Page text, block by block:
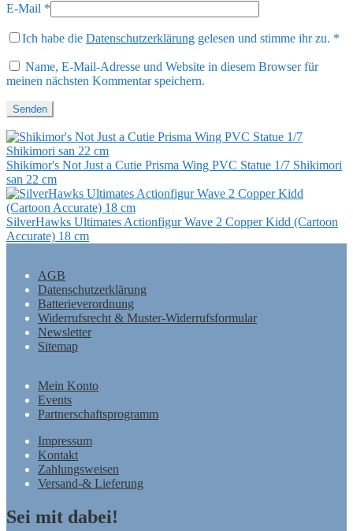
E-Mail *
Ich habe die Datenschutzerklärung gelesen und stimme ihr zu. *
Name, E-Mail-Adresse und Website in diesem Browser für
meinen nächsten Kommentar speichern.
Shikimor's Not Just a Cutie Prisma Wing PVC Statue 1/7 Shikimori
san 22 cm
SilverHawks Ultimates Actionfigur Wave 2 Copper Kidd (Cartoon
Accurate) 18 cm
AGB
Datenschutzerklärung
Batterieverordnung
Widerrufsrecht & Muster-Widerrufsformular
Newsletter
Sitemap
Mein Konto
Events
Partnerschaftsprogramm
Impressum
Kontakt
Zahlungsweisen
Versand-& Lieferung
Sei mit dabei!